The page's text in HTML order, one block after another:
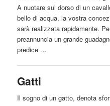
A nuotare sul dorso di un
bello di acqua, la vostra
sarà realizzata rapidamente.
preannuncia un grande
predice …
Gatti
Il sogno di un gatto, denota